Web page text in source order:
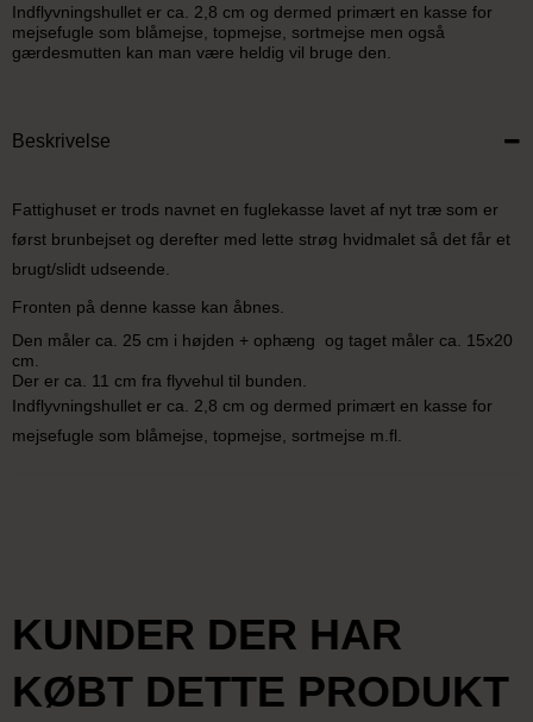
Indflyvningshullet er ca. 2,8 cm og dermed primært en kasse for
mejsefugle som blåmejse, topmejse, sortmejse men også
gærdesmutten kan man være heldig vil bruge den.
Beskrivelse
Fattighuset er trods navnet en fuglekasse lavet af nyt træ som er
først brunbejset og derefter med lette strøg hvidmalet så det får et
brugt/slidt udseende.
Fronten på denne kasse kan åbnes.
Den måler ca. 25 cm i højden + ophæng og taget måler ca. 15x20
cm.
Der er ca. 11 cm fra flyvehul til bunden.
Indflyvningshullet er ca. 2,8 cm og dermed primært en kasse for
mejsefugle som blåmejse, topmejse, sortmejse m.fl.
KUNDER DER HAR
KØBT DETTE PRODUKT